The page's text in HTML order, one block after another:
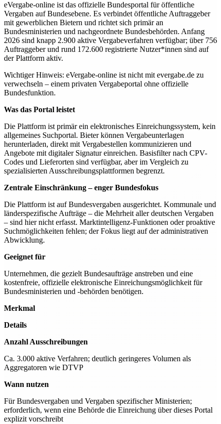
eVergabe-online ist das offizielle Bundesportal für öffentliche
Vergaben auf Bundesebene. Es verbindet öffentliche Auftraggeber
mit gewerblichen Bietern und richtet sich primär an
Bundesministerien und nachgeordnete Bundesbehörden. Anfang
2026 sind knapp 2.900 aktive Vergabeverfahren verfügbar; über 756
Auftraggeber und rund 172.600 registrierte Nutzer*innen sind auf
der Plattform aktiv.
Wichtiger Hinweis: eVergabe-online ist nicht mit evergabe.de zu
verwechseln – einem privaten Vergabeportal ohne offizielle
Bundesfunktion.
Was das Portal leistet
Die Plattform ist primär ein elektronisches Einreichungssystem, kein
allgemeines Suchportal. Bieter können Vergabeunterlagen
herunterladen, direkt mit Vergabestellen kommunizieren und
Angebote mit digitaler Signatur einreichen. Basisfilter nach CPV-
Codes und Lieferorten sind verfügbar, aber im Vergleich zu
spezialisierten Ausschreibungsplattformen begrenzt.
Zentrale Einschränkung – enger Bundesfokus
Die Plattform ist auf Bundesvergaben ausgerichtet. Kommunale und
länderspezifische Aufträge – die Mehrheit aller deutschen Vergaben
– sind hier nicht erfasst. Marktintelligenz-Funktionen oder proaktive
Suchmöglichkeiten fehlen; der Fokus liegt auf der administrativen
Abwicklung.
Geeignet für
Unternehmen, die gezielt Bundesaufträge anstreben und eine
kostenfreie, offizielle elektronische Einreichungsmöglichkeit für
Bundesministerien und -behörden benötigen.
Merkmal
Details
Anzahl Ausschreibungen
Ca. 3.000 aktive Verfahren; deutlich geringeres Volumen als
Aggregatoren wie DTVP
Wann nutzen
Für Bundesvergaben und Vergaben spezifischer Ministerien;
erforderlich, wenn eine Behörde die Einreichung über dieses Portal
explizit vorschreibt